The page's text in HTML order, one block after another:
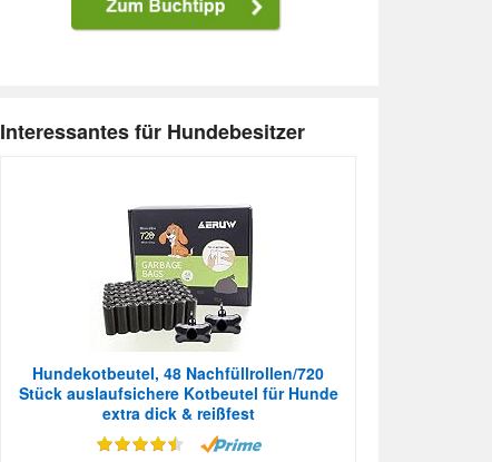
Interessantes für Hundebesitzer
Hundekotbeutel, 48 Nachfüllrollen/720
Stück auslaufsichere Kotbeutel für Hunde
extra dick & reißfest